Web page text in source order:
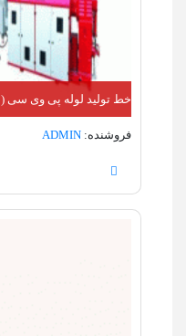
خط تولید لوله پی وی سی (PVC)
فروشنده: ADMIN